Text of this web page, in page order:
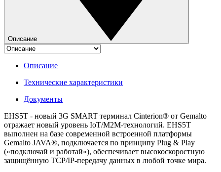
Описание
Описание
Технические характеристики
Документы
EHS5T - новый 3G SMART терминал Cinterion® от Gemalto
отражает новый уровень IoT/М2М-технологий. EHS5T
выполнен на базе современной встроенной платформы
Gemalto JAVA®, подключается по принципу Plug & Play
(«подключай и работай»), обеспечивает высокоскоростную
защищённую TCP/IP-передачу данных в любой точке мира.